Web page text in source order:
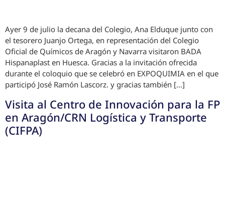
Ayer 9 de julio la decana del Colegio, Ana Elduque junto con
el tesorero Juanjo Ortega, en representación del Colegio
Oficial de Químicos de Aragón y Navarra visitaron BADA
Hispanaplast en Huesca. Gracias a la invitación ofrecida
durante el coloquio que se celebró en EXPOQUIMIA en el que
participó José Ramón Lascorz. y gracias también […]
Visita al Centro de Innovación para la FP
en Aragón/CRN Logística y Transporte
(CIFPA)